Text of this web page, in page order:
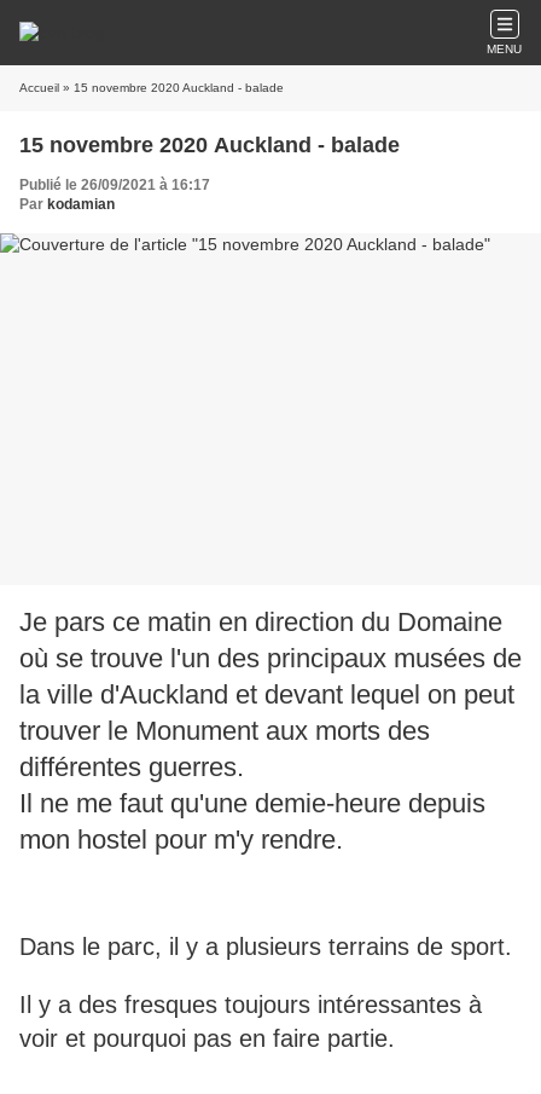
MENU
Accueil » 15 novembre 2020 Auckland - balade
15 novembre 2020 Auckland - balade
Publié le 26/09/2021 à 16:17
Par kodamian
Je pars ce matin en direction du Domaine
où se trouve l'un des principaux musées de
la ville d'Auckland et devant lequel on peut
trouver le Monument aux morts des
différentes guerres.
Il ne me faut qu'une demie-heure depuis
mon hostel pour m'y rendre.
Dans le parc, il y a plusieurs terrains de sport.
Il y a des fresques toujours intéressantes à
voir et pourquoi pas en faire partie.